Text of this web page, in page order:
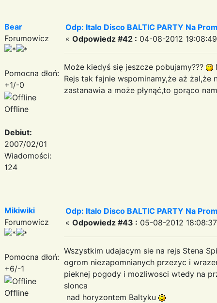
Bear
Forumowicz
Pomocna dłoń:
+1/-0
Offline
Debiut:
2007/02/01
Wiadomości:
124
Odp: Italo Disco BALTIC PARTY Na
« Odpowiedz #42 : 04-08-2012
Może kiedyś się jeszcze pobujamy???
Rejs tak fajnie wspominamy,że aż
zastanawia a może płynąć,to gorąco
Mikiwiki
Forumowicz
Pomocna dłoń:
+6/-1
Offline
Odp: Italo Disco BALTIC PARTY Na
« Odpowiedz #43 : 05-08-2012
Wszystkim udajacym sie na rejs Stena
ogrom niezapomnianych przezyc i
pieknej pogody i mozliwosci wtedy na
slonca
nad horyzontem Baltyku